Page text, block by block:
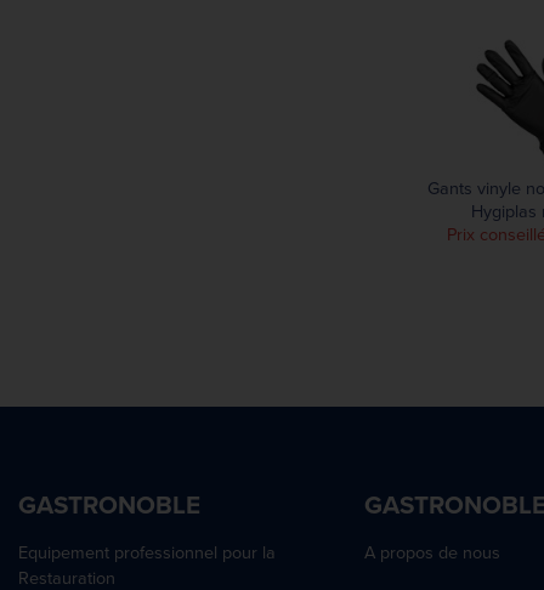
Gants vinyle
Hygiplas
Prix
GASTRONOBLE
Equipement professionnel pour la
Restauration
A propos de nous